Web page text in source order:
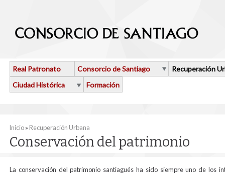
Real Patronato Consorcio de Santiago
Recuperación
Ciudad Histórica
Formación
Se encuentra usted aquí
Inicio» Recuperación Urbana
Conservación del patrimonio
La conservación del patrimonio santiagués ha sido siempre uno de los